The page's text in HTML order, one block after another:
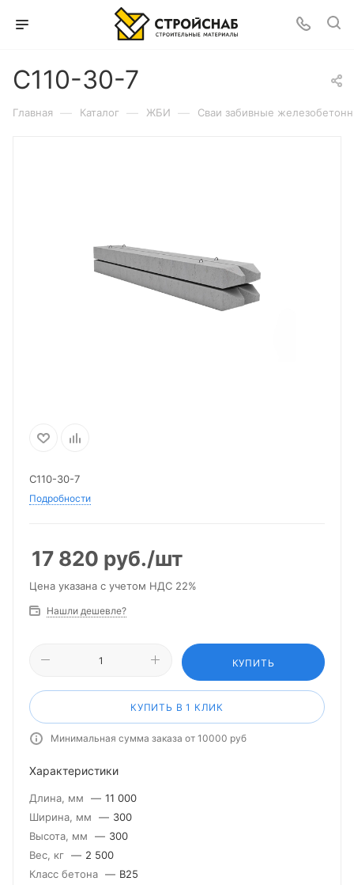
С110-30-7
Главная — Каталог — ЖБИ — Сваи забивные
С110-30-7
Подробности
17 820 руб./шт
Цена указана с учетом НДС 22%
Нашли дешевле?
КУПИТЬ
КУПИТЬ В 1 КЛИК
Минимальная сумма заказа от 10000 руб
Характеристики
Длина, мм — 11 000
Ширина, мм
— 300
Высота, мм
— 300
Вес, кг — 2 500
Класс бетона — В25